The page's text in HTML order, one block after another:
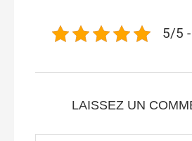
5/5
LAISSEZ UN